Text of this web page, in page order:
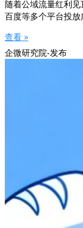
随着公域流量红利见
百度等多个平台投放
查看 »
企微研究院-发布